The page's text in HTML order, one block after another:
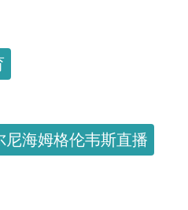
尼海姆格伦韦斯直播